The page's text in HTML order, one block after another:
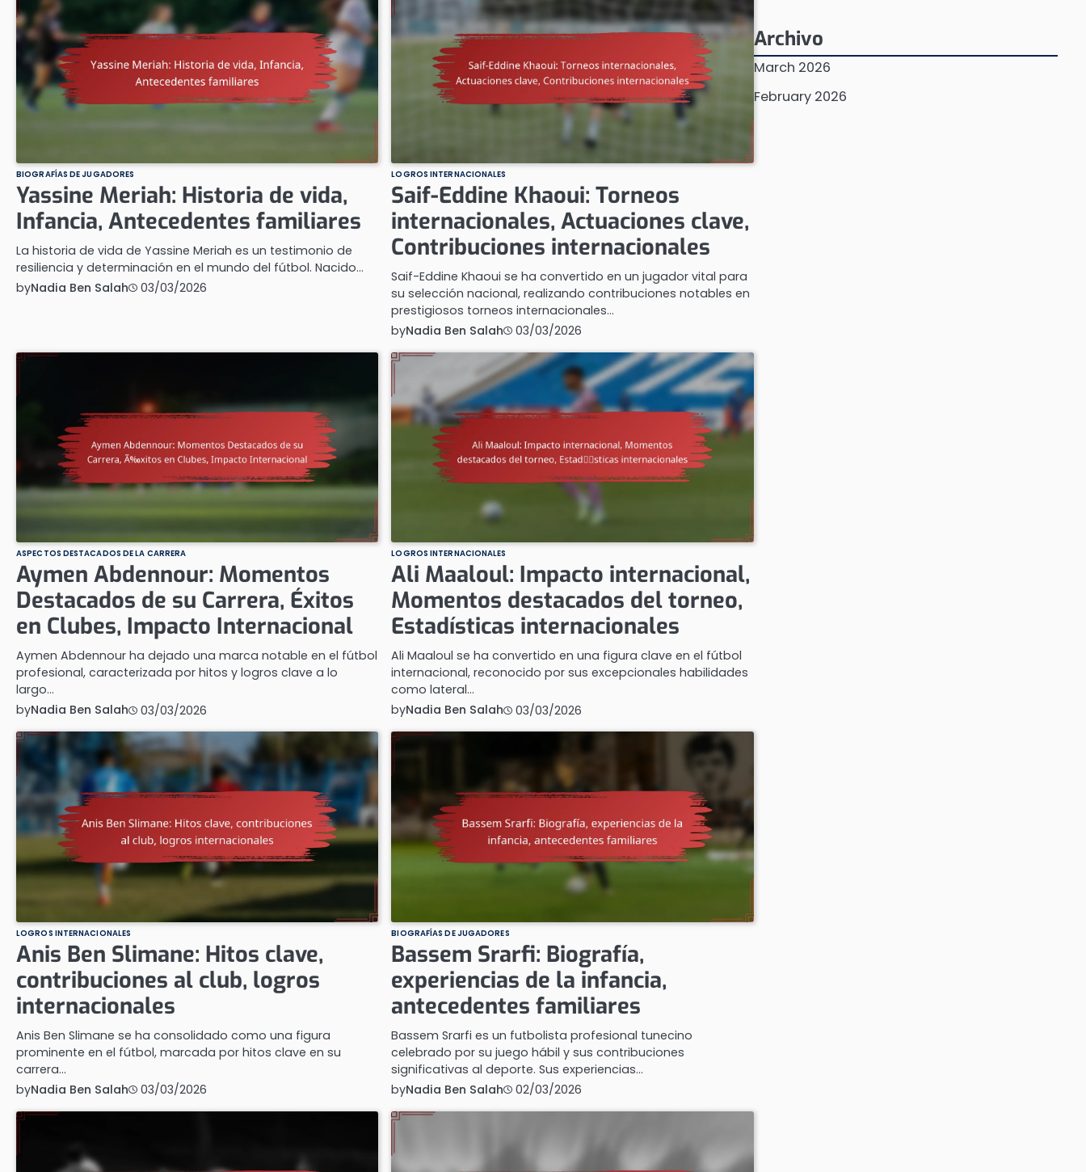
BIOGRAFÍAS DE JUGADORES
Yassine Meriah: Historia de vida,
Infancia, Antecedentes familiares
La historia de vida de Yassine Meriah es un testimonio de
resiliencia y determinación en el mundo del fútbol. Nacido…
byNadia Ben Salah 03/03/2026
LOGROS INTERNACIONALES
Saif-Eddine Khaoui: Torneos
internacionales, Actuaciones clave,
Contribuciones internacionales
Saif-Eddine Khaoui se ha convertido en un jugador vital para
su selección nacional, realizando contribuciones notables en
prestigiosos torneos internacionales…
byNadia Ben Salah 03/03/2026
ASPECTOS DESTACADOS DE LA CARRERA
Aymen Abdennour: Momentos
Destacados de su Carrera, Éxitos
en Clubes, Impacto Internacional
Aymen Abdennour ha dejado una marca notable en el fútbol
profesional, caracterizada por hitos y logros clave a lo
largo…
byNadia Ben Salah 03/03/2026
LOGROS INTERNACIONALES
Ali Maaloul: Impacto internacional,
Momentos destacados del torneo,
Estadísticas internacionales
Ali Maaloul se ha convertido en una figura clave en el fútbol
internacional, reconocido por sus excepcionales habilidades
como lateral…
byNadia Ben Salah 03/03/2026
LOGROS INTERNACIONALES
Anis Ben Slimane: Hitos clave,
contribuciones al club, logros
internacionales
Anis Ben Slimane se ha consolidado como una figura
prominente en el fútbol, marcada por hitos clave en su
carrera…
byNadia Ben Salah 03/03/2026
BIOGRAFÍAS DE JUGADORES
Bassem Srarfi: Biografía,
experiencias de la infancia,
antecedentes familiares
Bassem Srarfi es un futbolista profesional tunecino
celebrado por su juego hábil y sus contribuciones
significativas al deporte. Sus experiencias…
byNadia Ben Salah 02/03/2026
Archivo
March 2026
February 2026